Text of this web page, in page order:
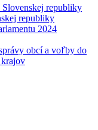
republiky
republiky
2024
obcí a voľby do
krajov